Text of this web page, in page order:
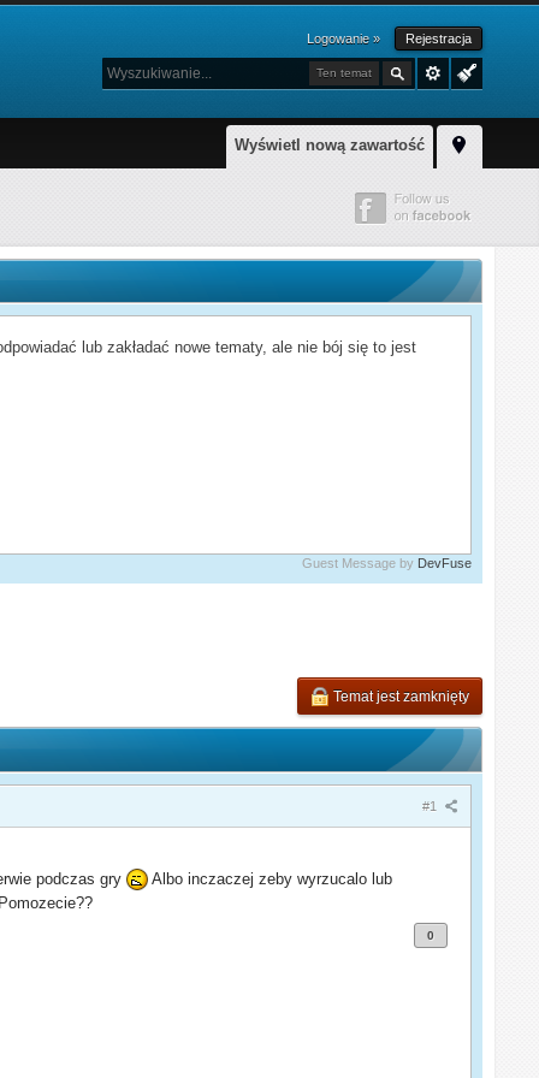
Logowanie » Rejestracja
Ten temat
Wyświetl nową zawartość
lub zakładać nowe tematy, ale nie bój się to jest
Guest Message by DevFuse
Temat jest zamknięty
#1
podczas gry
Albo inczaczej zeby wyrzucalo lub
0